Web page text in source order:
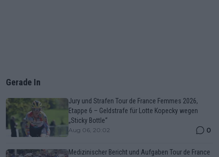
Gerade In
Jury und Strafen Tour de France Femmes 2026,
Etappe 6 – Geldstrafe für Lotte Kopecky wegen
„Sticky Bottle“
Aug 06, 20:02 0
Medizinischer Bericht und Aufgaben Tour de France